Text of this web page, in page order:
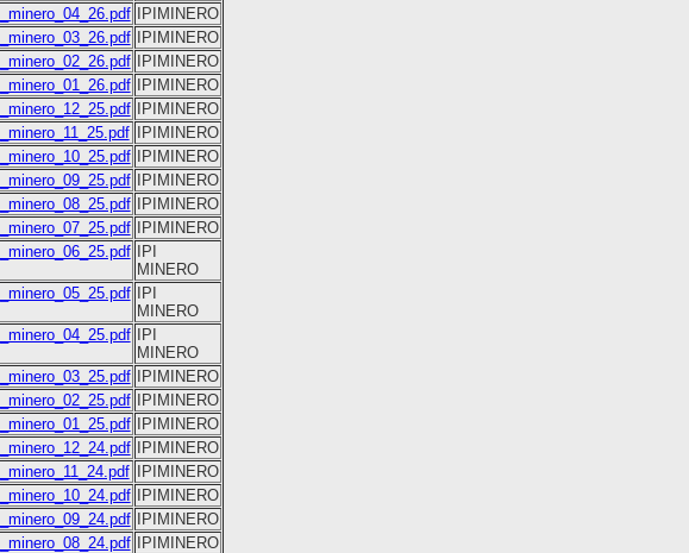
IPIMINERO
IPIMINERO
IPIMINERO
IPIMINERO
IPIMINERO
IPIMINERO
IPIMINERO
IPIMINERO
IPIMINERO
IPIMINERO
IPI
MINERO
IPI
MINERO
IPI
MINERO
IPIMINERO
IPIMINERO
IPIMINERO
IPIMINERO
IPIMINERO
IPIMINERO
IPIMINERO
IPIMINERO